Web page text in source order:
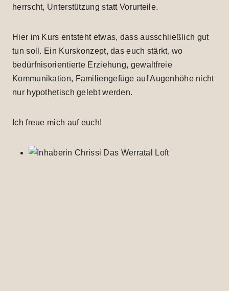
herrscht, Unterstützung statt Vorurteile.
Hier im Kurs entsteht etwas, dass ausschließlich gut
tun soll. Ein Kurskonzept, das euch stärkt, wo
bedürfnisorientierte Erziehung, gewaltfreie
Kommunikation, Familiengefüge auf Augenhöhe nicht
nur hypothetisch gelebt werden.
Ich freue mich auf euch!